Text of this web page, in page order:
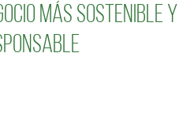
más sostenible y